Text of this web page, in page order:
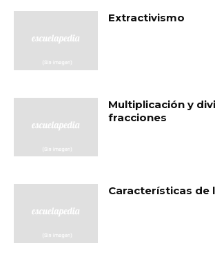
Extractivismo
Multiplicación y
fracciones
Características de